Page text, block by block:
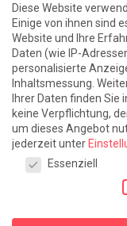
Foto oben: mk1one/
Titelillustration mit
(Badekappe), Ljupco
Sazonov (‚Grand
#8B –
Diese Website
Einige von ihnen sind
Website und Ihre
Daten (wie IP-
personalisierte
Inhaltsmessung.
Ihrer Daten finden Sie
keine Verpflichtung,
um dieses Angebot
jederzeit unter
Essenziell